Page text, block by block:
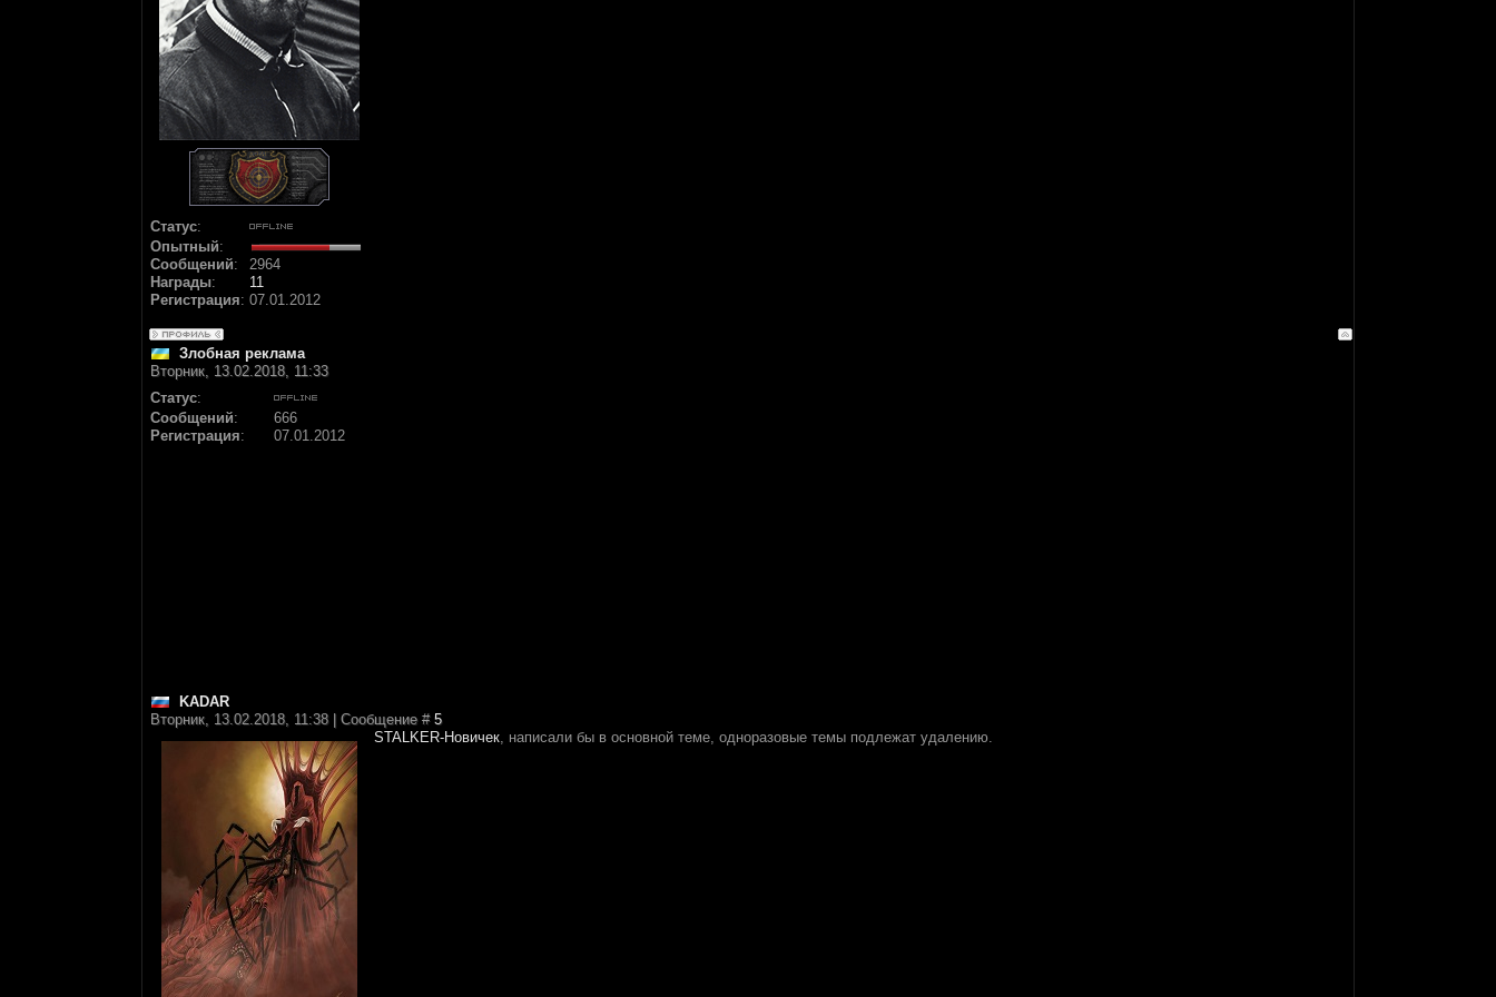
Статус:
Опытный:
Сообщений:
2964
Награды:
11
Регистрация: 07.01.2012
Злобная реклама
Вторник, 13.02.2018, 11:33
Статус:
Сообщений:
666
Регистрация: 07.01.2012
KADAR
Вторник, 13.02.2018, 11:38 | Сообщение # 5
STALKER-Новичек, написали бы в основной теме, одноразовые темы подлежат удалению.